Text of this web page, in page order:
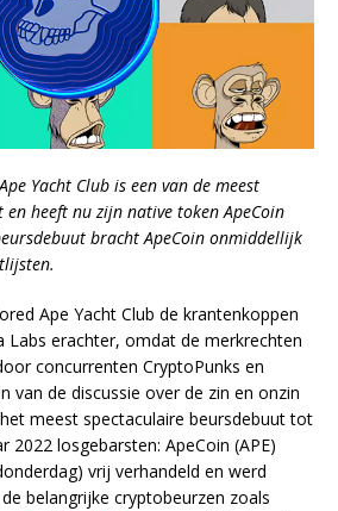
Yacht Club is een van de meest
en heeft nu zijn native token ApeCoin
bracht ApeCoin onmiddellijk
Ape Yacht Club de krantenkoppen
Labs erachter, omdat de merkrechten
concurrenten CryptoPunks en
van de discussie over de zin en onzin
meest spectaculaire beursdebuut tot
2022 losgebarsten: ApeCoin (APE)
vrij verhandeld en werd
belangrijke cryptobeurzen zoals